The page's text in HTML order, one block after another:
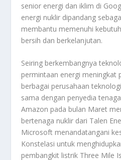
senior energi dan iklim di
energi nuklir dipandang
membantu memenuhi
bersih dan berkelanjutan.
Seiring berkembangnya
permintaan energi meningkat
berbagai perusahaan
sama dengan penyedia
Amazon pada bulan Maret
bertenaga nuklir dari Talen
Microsoft menandatangani
Konstelasi untuk
pembangkit listrik Three Mile